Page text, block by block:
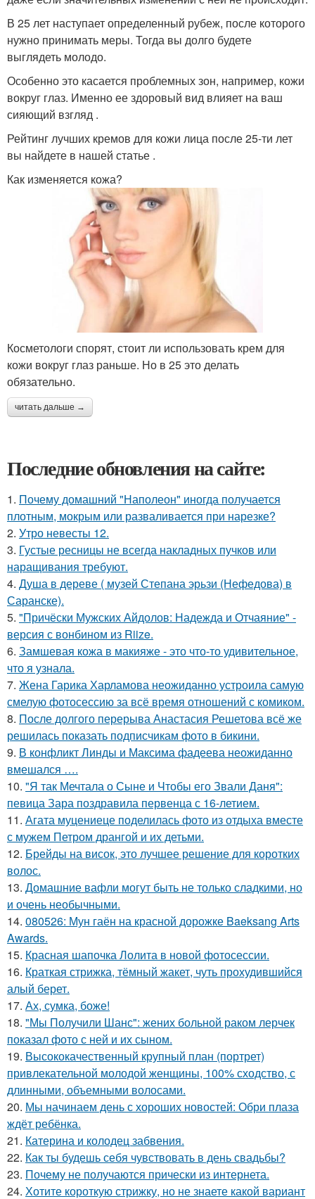
В 25 лет наступает определенный рубеж, после которого
нужно принимать меры. Тогда вы долго будете
выглядеть молодо.
Особенно это касается проблемных зон, например, кожи
вокруг глаз. Именно ее здоровый вид влияет на ваш
сияющий взгляд .
Рейтинг лучших кремов для кожи лица после 25-ти лет
вы найдете в нашей статье .
Как изменяется кожа?
Косметологи спорят, стоит ли использовать крем для
кожи вокруг глаз раньше. Но в 25 это делать
обязательно.
читать дальше →
Последние обновления на сайте:
1. Почему домашний "Наполеон" иногда получается
плотным, мокрым или разваливается при нарезке?
2. Утро невесты 12.
3. Густые ресницы не всегда накладных пучков или
наращивания требуют.
4. Душа в дереве ( музей Степана эрьзи (Нефедова) в
Саранске).
5. "Причёски Мужских Айдолов: Надежда и Отчаяние" -
версия с вонбином из Riize.
6. Замшевая кожа в макияже - это что-то удивительное,
что я узнала.
7. Жена Гарика Харламова неожиданно устроила самую
смелую фотосессию за всё время отношений с комиком.
8. После долгого перерыва Анастасия Решетова всё же
решилась показать подписчикам фото в бикини.
9. В конфликт Линды и Максима фадеева неожиданно
вмешался ….
10. "Я так Мечтала о Сыне и Чтобы его Звали Даня":
певица Зара поздравила первенца с 16-летием.
11. Агата муцениеце поделилась фото из отдыха вместе
с мужем Петром дрангой и их детьми.
12. Брейды на висок, это лучшее решение для коротких
волос.
13. Домашние вафли могут быть не только сладкими, но
и очень необычными.
14. 080526: Мун гаён на красной дорожке Baeksang Arts
Awards.
15. Красная шапочка Лолита в новой фотосессии.
16. Краткая стрижка, тёмный жакет, чуть прохудившийся
алый берет.
17. Ах, сумка, боже!
18. "Мы Получили Шанс": жених больной раком лерчек
показал фото с ней и их сыном.
19. Высококачественный крупный план (портрет)
привлекательной молодой женщины, 100% сходство, с
длинными, объемными волосами.
20. Мы начинаем день с хороших новостей: Обри плаза
ждёт ребёнка.
21. Катерина и колодец забвения.
22. Как ты будешь себя чувствовать в день свадьбы?
23. Почему не получаются прически из интернета.
24. Хотите короткую стрижку, но не знаете какой вариант